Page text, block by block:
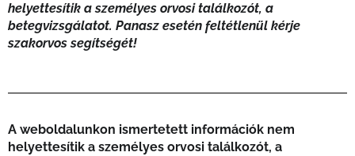
helyettesítik a személyes orvosi találkozót, a
betegvizsgálatot. Panasz esetén feltétlenül kérje
szakorvos segítségét!
A weboldalunkon ismertetett információk nem
helyettesítik a személyes orvosi találkozót, a